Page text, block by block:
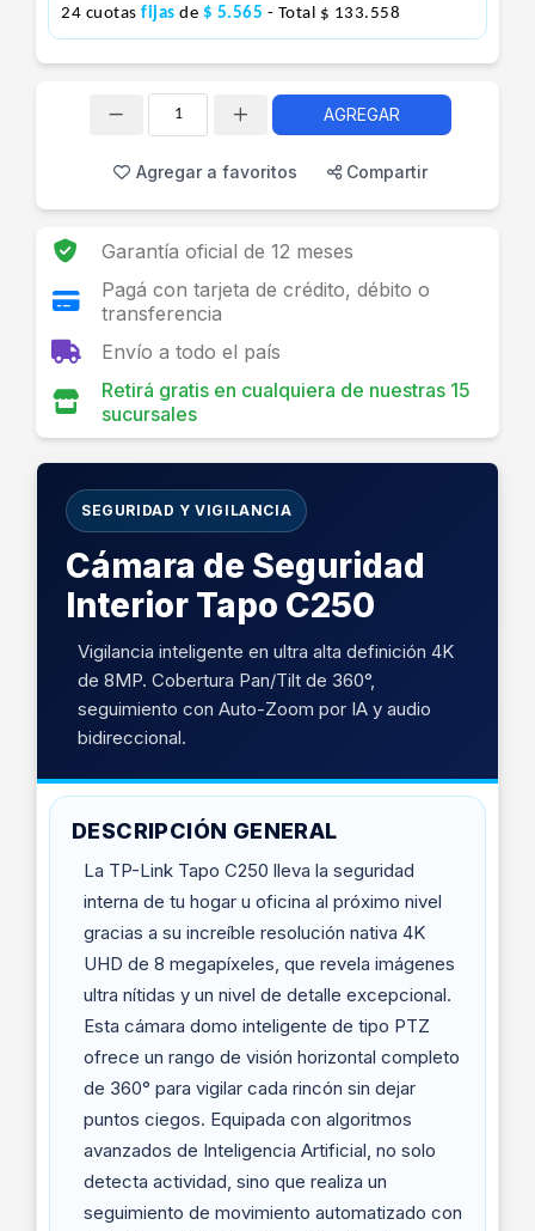
24 cuotas fijas de $ 5.565 - Total $ 133.558
AGREGAR
Agregar a favoritos Compartir
Garantía oficial de 12 meses
Pagá con tarjeta de crédito, débito o
transferencia
Envío a todo el país
Retirá gratis en cualquiera de nuestras 15
sucursales
SEGURIDAD Y VIGILANCIA
Cámara de Seguridad
Interior Tapo C250
Vigilancia inteligente en ultra alta definición 4K
de 8MP. Cobertura Pan/Tilt de 360°,
seguimiento con Auto-Zoom por IA y audio
bidireccional.
DESCRIPCIÓN GENERAL
La TP-Link Tapo C250 lleva la seguridad
interna de tu hogar u oficina al próximo nivel
gracias a su increíble resolución nativa 4K
UHD de 8 megapíxeles, que revela imágenes
ultra nítidas y un nivel de detalle excepcional.
Esta cámara domo inteligente de tipo PTZ
ofrece un rango de visión horizontal completo
de 360° para vigilar cada rincón sin dejar
puntos ciegos. Equipada con algoritmos
avanzados de Inteligencia Artificial, no solo
detecta actividad, sino que realiza un
seguimiento de movimiento automatizado con